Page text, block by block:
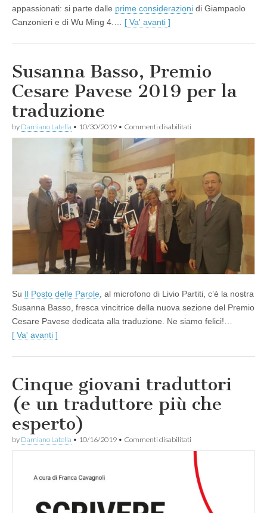
appassionati: si parte dalle prime considerazioni di Giampaolo
Canzonieri e di Wu Ming 4.… [ Va' avanti ]
Susanna Basso, Premio
Cesare Pavese 2019 per la
traduzione
by Damiano Latella • 10/30/2019 • Commenti disabilitati
Premio
Pavese
2019
la
traduzione
Su Il Posto delle Parole , al microfono di Livio Partiti, c’è la nostra
Susanna Basso, fresca vincitrice della nuova sezione del Premio
Cesare Pavese dedicata alla traduzione. Ne siamo felici!…
[ Va' avanti ]
Cinque giovani traduttori
(e un traduttore più che
esperto)
by Damiano Latella • 10/16/2019 • Commenti disabilitati
Cinque
giovani
traduttori
(e
un
traduttore